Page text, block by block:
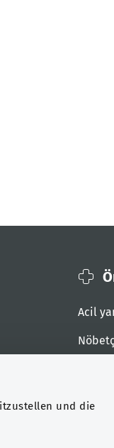
und die
Acil
Acil